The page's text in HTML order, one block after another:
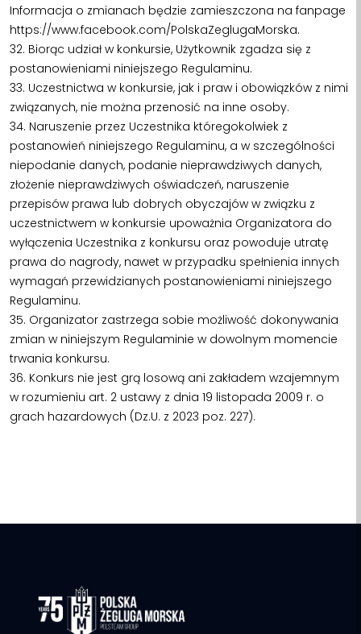
Informacja o zmianach będzie zamieszczona na fanpage
https://www.facebook.com/PolskaZeglugaMorska.
32. Biorąc udział w konkursie, Użytkownik zgadza się z
postanowieniami niniejszego Regulaminu.
33. Uczestnictwa w konkursie, jak i praw i obowiązków z nimi
związanych, nie można przenosić na inne osoby.
34. Naruszenie przez Uczestnika któregokolwiek z
postanowień niniejszego Regulaminu, a w szczególności
niepodanie danych, podanie nieprawdziwych danych,
złożenie nieprawdziwych oświadczeń, naruszenie
przepisów prawa lub dobrych obyczajów w związku z
uczestnictwem w konkursie upoważnia Organizatora do
wyłączenia Uczestnika z konkursu oraz powoduje utratę
prawa do nagrody, nawet w przypadku spełnienia innych
wymagań przewidzianych postanowieniami niniejszego
Regulaminu.
35. Organizator zastrzega sobie możliwość dokonywania
zmian w niniejszym Regulaminie w dowolnym momencie
trwania konkursu.
36. Konkurs nie jest grą losową ani zakładem wzajemnym
w rozumieniu art. 2 ustawy z dnia 19 listopada 2009 r. o
grach hazardowych (Dz.U. z 2023 poz. 227).